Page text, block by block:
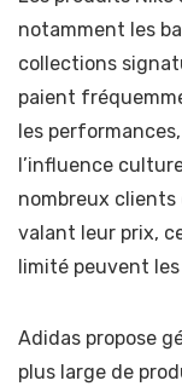
notamment les
collections
paient
les
l’influence
nombreux
valant leur prix,
limité peuvent
Adidas propose
plus large de